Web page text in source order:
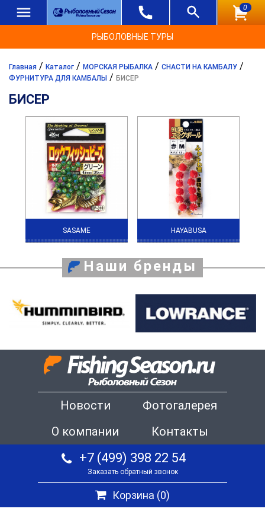
0
РЫБОЛОВНЫЕ ТУРЫ
Главная / Каталог / МОРСКАЯ РЫБАЛКА / СНАСТИ НА КАМБАЛУ /
ФУРНИТУРА ДЛЯ КАМБАЛЫ / БИСЕР
БИСЕР
SASAME HAYABUSA
Наши бренды
Новости
Фотогалерея
О компании
Контакты
+7 (499) 398 22 54
Заказать обратный звонок
Корзина (0)